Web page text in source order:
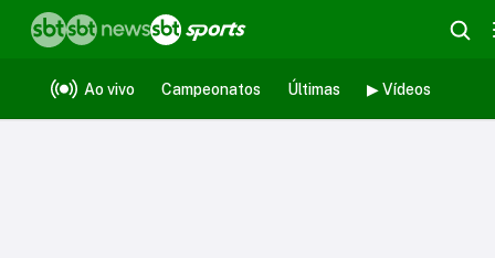
Ao vivo Campeonatos Últimas ▶ Vídeos